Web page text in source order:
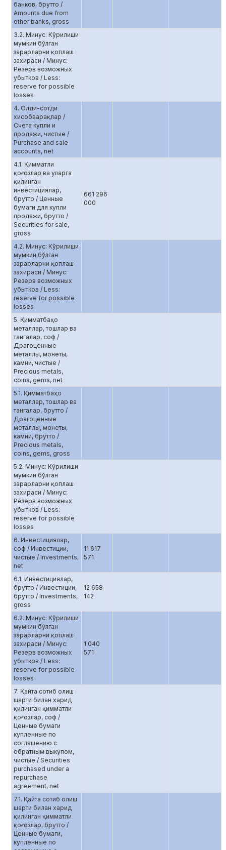
банков, брутто /
Amounts due from
other banks, gross
3.2. Минус: Кўрилиши
мумкин бўлган
зарарларни қоплаш
захираси / Минус:
Резерв возможных
убытков / Less:
reserve for possible
losses
4. Олди-сотди
хисобварақлар /
Счета купли и
продажи, чистые /
Purchase and sale
accounts, net
4.1. Қимматли
қоғозлар ва уларга
қилинган
инвестициялар,
брутто / Ценные
бумаги для купли
продажи, брутто /
Securities for sale,
gross
661 296
000
4.2. Минус: Кўрилиши
мумкин бўлган
зарарларни қоплаш
захираси / Минус:
Резерв возможных
убытков / Less:
reserve for possible
losses
5. Қимматбаҳо
металлар, тошлар ва
тангалар, соф /
Драгоценные
металлы, монеты,
камни, чистые /
Precious metals,
coins, gems, net
5.1. Қимматбаҳо
металлар, тошлар ва
тангалар, брутто /
Драгоценные
металлы, монеты,
камни, брутто /
Precious metals,
coins, gems, gross
5.2. Минус: Кўрилиши
мумкин бўлган
зарарларни қоплаш
захираси / Минус:
Резерв возможных
убытков / Less:
reserve for possible
losses
6. Инвестициялар,
соф / Инвестиции,
чистые / Investments,
net
11 617
571
6.1. Инвестициялар,
брутто / Инвестиции,
брутто / Investments,
gross
12 658
142
6.2. Минус: Кўрилиши
мумкин бўлган
зарарларни қоплаш
захираси / Минус:
Резерв возможных
убытков / Less:
reserve for possible
losses
1 040
571
7. Қайта сотиб олиш
шарти билан харид
қилинган қимматли
қоғозлар, соф /
Ценные бумаги
купленные по
соглашению c
обратным выкупом,
чистые / Securities
purchased under a
repurchase
agreement, net
7.1. Қайта сотиб олиш
шарти билан харид
қилинган қимматли
қоғозлар, брутто /
Ценные бумаги,
купленные по